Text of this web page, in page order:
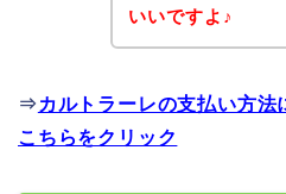
いいですよ♪
⇒ カルトラーレの支払い方法
こちらをクリック